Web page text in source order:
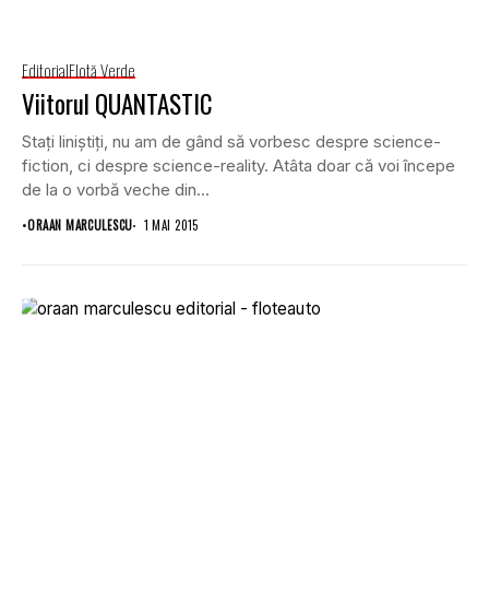
EditorialFlotă Verde
Viitorul QUANTASTIC
Stați liniștiți, nu am de gând să vorbesc despre science-
fiction, ci despre science-reality. Atâta doar că voi începe
de la o vorbă veche din...
•ORAAN MARCULESCU 1 MAI 2015